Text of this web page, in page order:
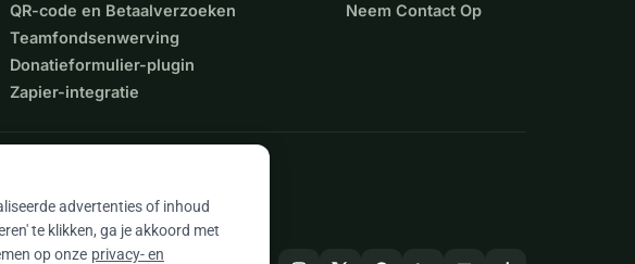
QR-code en Betaalverzoeken
Teamfondsenwerving
Donatieformulier-plugin
Zapier-integratie
Neem Contact Op
advertenties of inhoud
te klikken, ga je akkoord met
op onze privacy- en